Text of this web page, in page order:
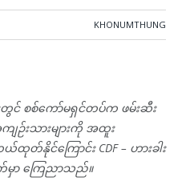
KHONUMTHUNG
းတွင် စစ်ကော်မရှင်တပ်က ဖမ်းဆီး
ျဉ်းသားများကို အထူး
တ်နိုင်ကြောင်း CDF – ဟားခါး
ာ ကြေညာသည်။